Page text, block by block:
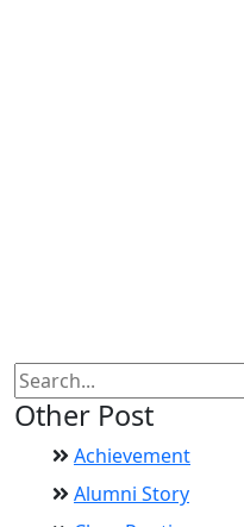
Other Post
Achievement
Alumni Story